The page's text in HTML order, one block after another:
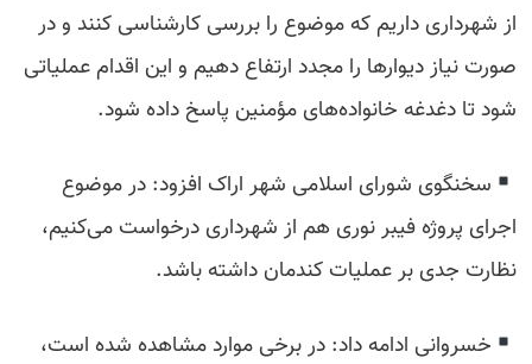
از شهرداری داریم که موضوع را بررسی کارشناسی کنند و در
صورت نیاز دیوارها را مجدد ارتفاع دهیم و این اقدام عملیاتی
شود تا دغدغه خانواده‌های مؤمنین پاسخ داده شود.
سخنگوی شورای اسلامی شهر اراک افزود: در موضوع
اجرای پروژه فیبر نوری هم از شهرداری درخواست می‌کنیم،
نظارت جدی بر عملیات کندمان داشته باشد.
خسروانی ادامه داد: در برخی موارد مشاهده شده است،